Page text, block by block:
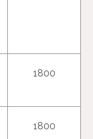
1800
1800